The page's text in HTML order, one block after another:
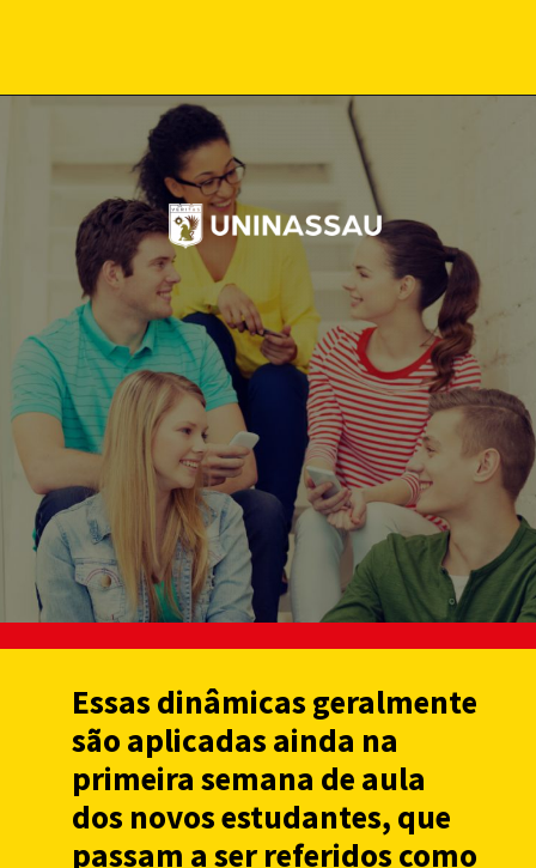
Essas dinâmicas geralmente
são aplicadas ainda na
primeira semana de aula
dos novos estudantes, que
passam a ser referidos como